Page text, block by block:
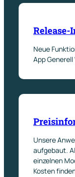
Release-
Neue
App
Unsere
aufgebaut.
einzelnen
Kosten